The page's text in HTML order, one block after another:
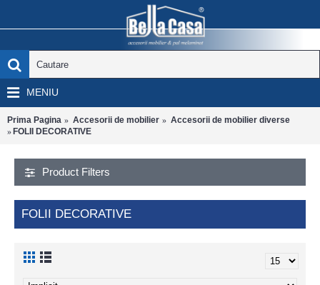
MENIU
Prima Pagina Accesorii de mobilier
Accesorii de mobilier diverse
FOLII DECORATIVE
Product Filters
FOLII DECORATIVE